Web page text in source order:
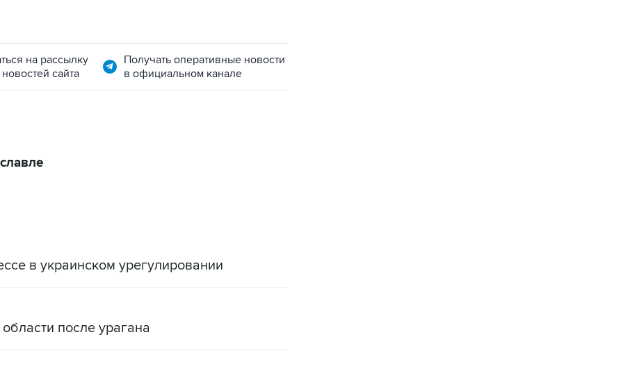
на рассылку
сайта
Получать оперативные новости
в официальном канале
в украинском урегулировании
после урагана